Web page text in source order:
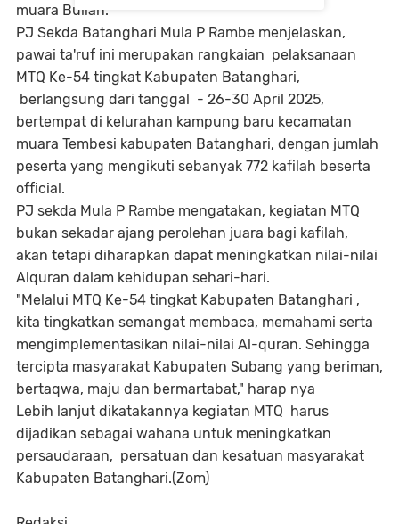
muara Bulian.
PJ Sekda Batanghari Mula P Rambe menjelaskan,
pawai ta'ruf ini merupakan rangkaian pelaksanaan
MTQ Ke-54 tingkat Kabupaten Batanghari,
berlangsung dari tanggal - 26-30 April 2025,
bertempat di kelurahan kampung baru kecamatan
muara Tembesi kabupaten Batanghari, dengan jumlah
peserta yang mengikuti sebanyak 772 kafilah beserta
official.
PJ sekda Mula P Rambe mengatakan, kegiatan MTQ
bukan sekadar ajang perolehan juara bagi kafilah,
akan tetapi diharapkan dapat meningkatkan nilai-nilai
Alquran dalam kehidupan sehari-hari.
"Melalui MTQ Ke-54 tingkat Kabupaten Batanghari ,
kita tingkatkan semangat membaca, memahami serta
mengimplementasikan nilai-nilai Al-quran. Sehingga
tercipta masyarakat Kabupaten Subang yang beriman,
bertaqwa, maju dan bermartabat," harap nya
Lebih lanjut dikatakannya kegiatan MTQ harus
dijadikan sebagai wahana untuk meningkatkan
persaudaraan, persatuan dan kesatuan masyarakat
Kabupaten Batanghari.(Zom)